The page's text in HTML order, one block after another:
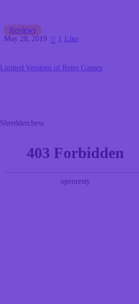
Reviews
May 28, 2019
1 Like
Limited Versions of Retro Games
Shredderchess